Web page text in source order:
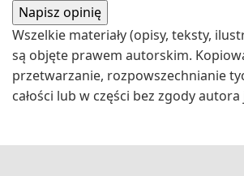
Wszelkie materiały (opisy, teksty,
są objęte prawem autorskim.
przetwarzanie, rozpowszechnianie
całości lub w części bez zgody